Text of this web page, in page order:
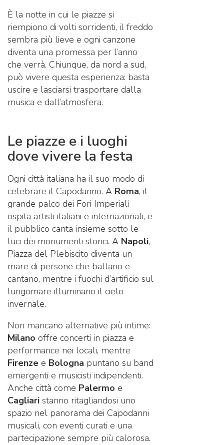
È la notte in cui le piazze si
riempiono di volti sorridenti, il freddo
sembra più lieve e ogni canzone
diventa una promessa per l’anno
che verrà. Chiunque, da nord a sud,
può vivere questa esperienza: basta
uscire e lasciarsi trasportare dalla
musica e dall’atmosfera.
Le piazze e i luoghi
dove vivere la festa
Ogni città italiana ha il suo modo di
celebrare il Capodanno. A Roma, il
grande palco dei Fori Imperiali
ospita artisti italiani e internazionali, e
il pubblico canta insieme sotto le
luci dei monumenti storici. A Napoli,
Piazza del Plebiscito diventa un
mare di persone che ballano e
cantano, mentre i fuochi d’artificio sul
lungomare illuminano il cielo
invernale.
Non mancano alternative più intime:
Milano offre concerti in piazza e
performance nei locali, mentre
Firenze e Bologna puntano su band
emergenti e musicisti indipendenti.
Anche città come Palermo e
Cagliari stanno ritagliandosi uno
spazio nel panorama dei Capodanni
musicali, con eventi curati e una
partecipazione sempre più calorosa.